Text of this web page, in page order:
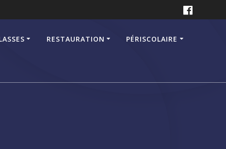
RESTAURATION PÉRISCOLAIRE